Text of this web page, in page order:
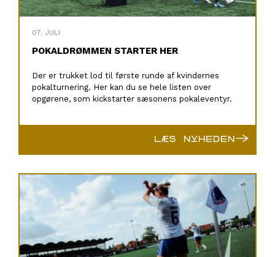
07. JULI
POKALDRØMMEN STARTER HER
Der er trukket lod til første runde af kvindernes
pokalturnering. Her kan du se hele listen over
opgørene, som kickstarter sæsonens pokaleventyr.
LÆS NYHEDEN →